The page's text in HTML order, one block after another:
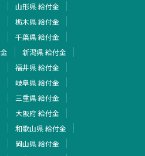
山形県 給付金
栃木県 給付金
千葉県 給付金
新潟県 給付金
福井県 給付金
岐阜県 給付金
三重県 給付金
大阪府 給付金
和歌山県 給付金
岡山県 給付金